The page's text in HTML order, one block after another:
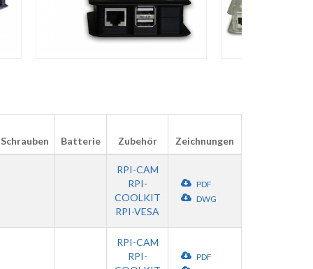
Schrauben Batterie Zubehör Zeichnungen
RPI-CAM
RPI-
COOLKIT
RPI-VESA
PDF
DWG
RPI-CAM
RPI-
PDF